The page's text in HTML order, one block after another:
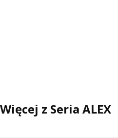
Więcej z Seria ALEX